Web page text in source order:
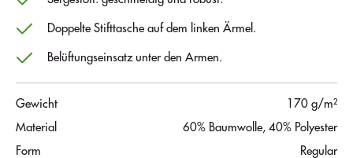
Doppelte Stifttasche auf dem linken Ärmel.
Belüftungseinsatz unter den Armen.
Gewicht
170 g/m²
Material
60% Baumwolle, 40% Polyester
Form
Regular